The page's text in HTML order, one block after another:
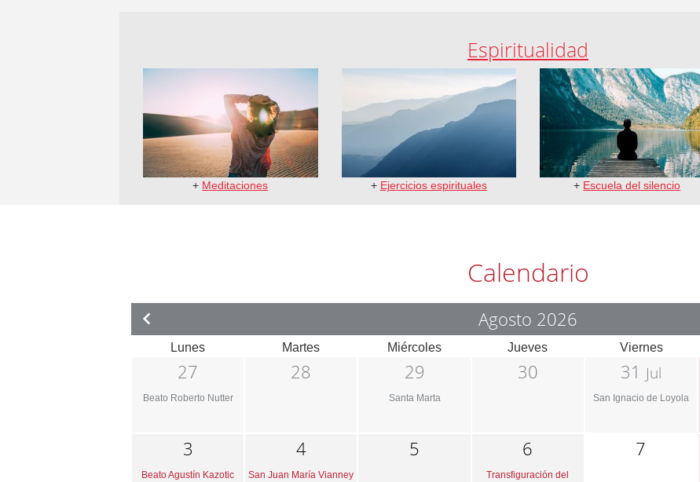
Espiritualidad
+ Meditaciones + Ejercicios espirituales + Escuela del silencio
Calendario
Agosto 2026
Lunes Martes Miércoles Jueves Viernes
27
Beato Roberto Nutter
28 29
Santa Marta
30 31 Jul
San Ignacio de Loyola
3
Beato Agustín Kazotic
4
San Juan María Vianney
5 6
Transfiguración del
7